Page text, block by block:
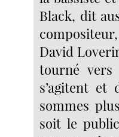
Black, dit
David
tourné vers
s’agitent et
sommes
soit le